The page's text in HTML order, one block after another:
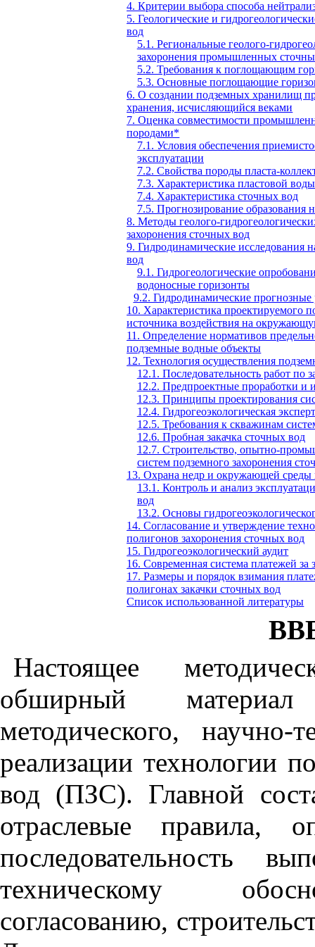
4. Критерии выбора способа
5. Геологические и
вод
5.1. Региональные геолого-
захоронения промышленных
5.2. Требования к поглощающим
5.3. Основные поглощающие
6. О создании подземных хранилищ
хранения, исчисляющийся веками
7. Оценка совместимости
породами*
7.1. Условия обеспечения
эксплуатации
7.2. Свойства породы пласта-
7.3. Характеристика пластовой воды
7.4. Характеристика сточных вод
7.5. Прогнозирование образования
8. Методы геолого-
захоронения сточных вод
9. Гидродинамические исследования
вод
9.1. Гидрогеологические
водоносные горизонты
9.2. Гидродинамические
10. Характеристика проектируемого
источника воздействия на
11. Определение нормативов
подземные водные объекты
12. Технология осуществления
12.1. Последовательность работ по
12.2. Предпроектные проработки и
12.3. Принципы проектирования
12.4. Гидрогеоэкологическая
12.5. Требования к скважинам
12.6. Пробная закачка сточных вод
12.7. Строительство, опытно-
систем подземного захоронения
13. Охрана недр и окружающей среды
13.1. Контроль и анализ
вод
13.2. Основы
14. Согласование и утверждение
полигонов захоронения сточных вод
15. Гидрогеоэкологический аудит
16. Современная система платежей
17. Размеры и порядок взимания
полигонах закачки сточных вод
Список использованной литературы
Настоящее
обширный
методического, научно-
реализации технологии
вод (ПЗС). Главной
отраслевые правила,
последовательность
техническому
согласованию,